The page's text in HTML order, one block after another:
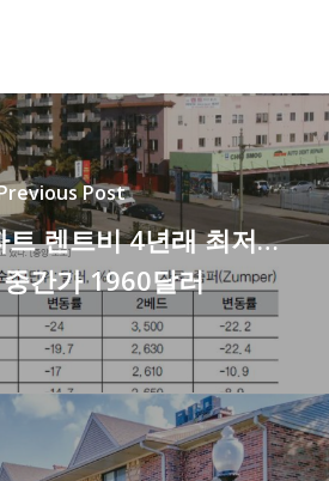
Post
트 렌트비 4년래 최저…
간가 1960달러